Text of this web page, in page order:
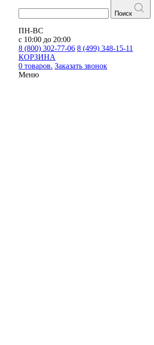
Поиск
ПН-ВС
с 10:00 до 20:00
8 (800) 302-77-06 8 (499) 348-15-11
КОРЗИНА
0 товаров. Заказать звонок
Меню